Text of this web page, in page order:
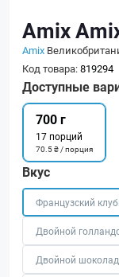
Amix
Amix
Код товара:819294
Доступные
700 г
17 порций
70.5 ₴ / порция
Вкус
Французский
Двойной
Двойной